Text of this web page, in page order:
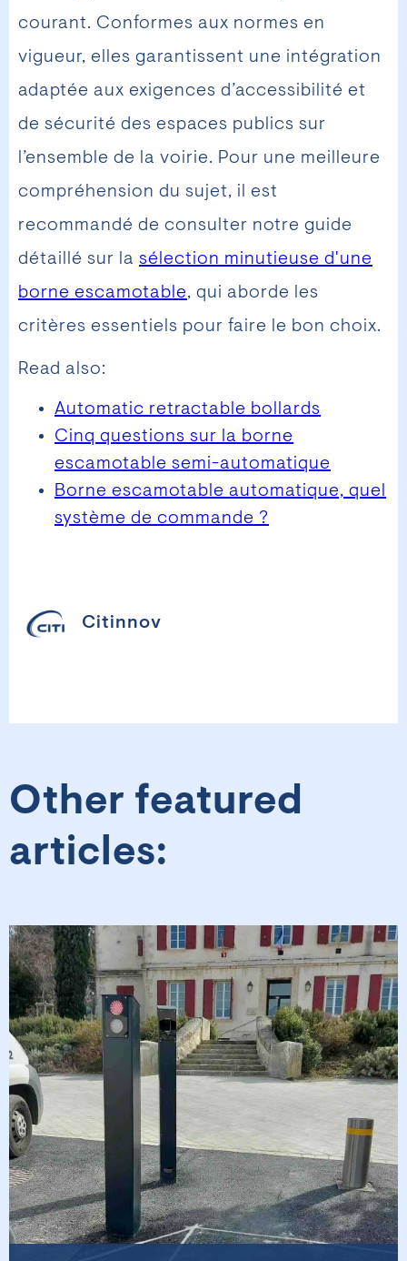
courant. Conformes aux normes en
vigueur, elles garantissent une intégration
adaptée aux exigences d’accessibilité et
de sécurité des espaces publics sur
l’ensemble de la voirie. Pour une meilleure
compréhension du sujet, il est
recommandé de consulter notre guide
détaillé sur la sélection minutieuse d'une
borne escamotable, qui aborde les
critères essentiels pour faire le bon choix.
Read also:
Automatic retractable bollards
Cinq questions sur la borne
escamotable semi-automatique
Borne escamotable automatique, quel
système de commande ?
Citinnov
Other featured
articles: